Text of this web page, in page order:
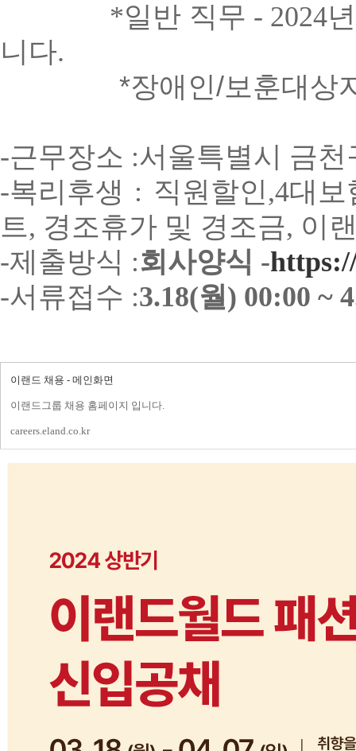
*일반 직무 - 2024
니다.
*장애인/보훈대상
-근무장소 :서울특별시 금천
-복리후생 : 직원할인,4대보
트, 경조휴가 및 경조금, 이
-제출방식 :회사양식 -
-서류접수 :3.18(월) 00:00 ~
이랜드 채용 - 메인화면
이랜드그룹 채용 홈페이지 입니다.
careers.eland.co.kr